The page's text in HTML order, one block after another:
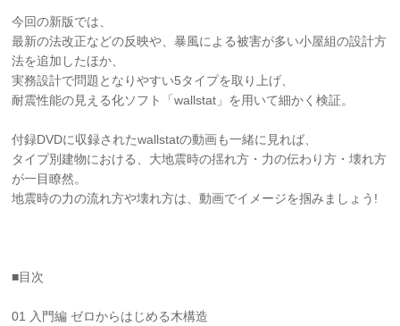
今回の新版では、
最新の法改正などの反映や、暴風による被害が多い小屋組の設計方
法を追加したほか、
実務設計で問題となりやすい5タイプを取り上げ、
耐震性能の見える化ソフト「wallstat」を用いて細かく検証。
付録DVDに収録されたwallstatの動画も一緒に見れば、
タイプ別建物における、大地震時の揺れ方・力の伝わり方・壊れ方
が一目瞭然。
地震時の力の流れ方や壊れ方は、動画でイメージを掴みましょう!
■目次
01 入門編 ゼロからはじめる木構造